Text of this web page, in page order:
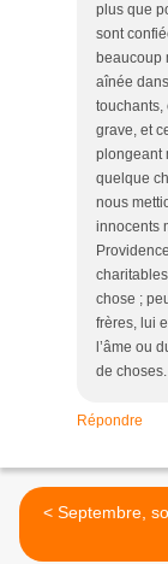
plus que
sont
beaucoup
aînée
touchants,
grave, et
plongeant
quelque
nous
innocents
chose ;
frères, lui
l’âme ou
de choses.
Répondre
< Septembre,